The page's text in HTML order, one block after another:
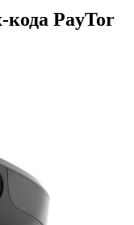
кода PayTor